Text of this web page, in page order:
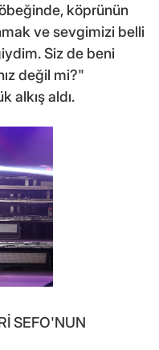
köprünün
ve sevgimizi belli
Siz de beni
değil mi?"
alkış aldı.
SEFO'NUN